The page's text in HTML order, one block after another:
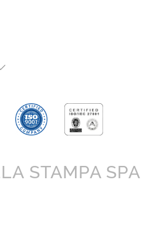
STAMPA SPA